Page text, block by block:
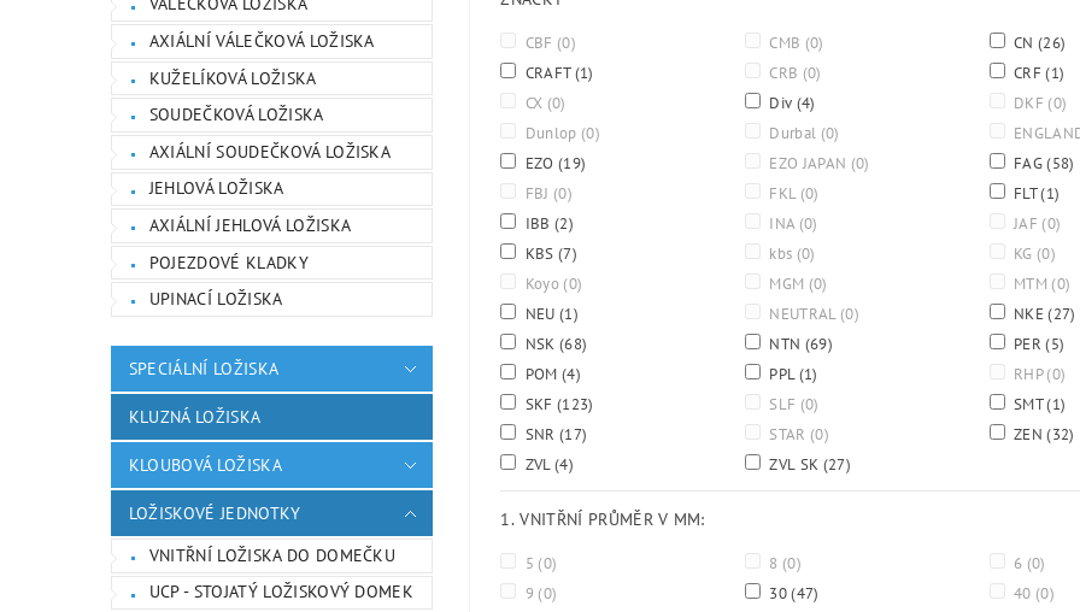
AXIÁLNÍ VÁLEČKOVÁ LOŽISKA
KUŽELÍKOVÁ LOŽISKA
SOUDEČKOVÁ LOŽISKA
AXIÁLNÍ SOUDEČKOVÁ LOŽISKA
JEHLOVÁ LOŽISKA
AXIÁLNÍ JEHLOVÁ LOŽISKA
POJEZDOVÉ KLADKY
UPINACÍ LOŽISKA
SPECIÁLNÍ LOŽISKA
KLUZNÁ LOŽISKA
KLOUBOVÁ LOŽISKA
LOŽISKOVÉ JEDNOTKY
VNITŘNÍ LOŽISKA DO DOMEČKU
UCP - STOJATÝ LOŽISKOVÝ DOMEK
CBF (0) CMB (0) CN(26)
CRAFT(1) CRB (0) CRF(1)
CX (0) Div (4) DKF (0)
Dunlop (0) Durbal (0)
EZO (19) EZO JAPAN (0) FAG(58)
FBJ (0) FKL (0) FLT(1)
IBB (2) INA (0) JAF (0)
KBS (7) kbs (0) KG (0)
Koyo (0) MGM (0) MTM (0)
NEU (1) NEUTRAL (0) NKE(27)
NSK (68) NTN (69) PER(5)
POM (4) PPL(1) RHP(0)
SKF (123) SLF (0) SMT(1)
SNR (17) STAR (0) ZEN(32)
ZVL(4) ZVL SK (27)
1. VNITŘNÍ PRŮMĚR V MM:
5 (0) 8 (0) 6 (0)
9 (0) 30(47) 40 (0)